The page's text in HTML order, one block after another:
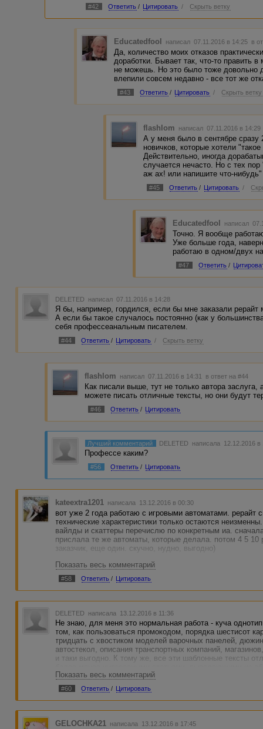
#42 Ответить / Цитировать / Скрыть ветку
Educatedfool написал 07.11.2016 в 14:25 в
Да, количество моих отказов
доработки. Бывает так, что-то править
не можешь. Но это было тоже довольно
влепили совсем недавно - все тот же
#43 Ответить / Цитировать / Скрыть ветку
flashlom написал 07.11.2016 в
А у меня было в сентябре сразу
новичков, которые хотели
Действительно, иногда
случается нечасто. Но с тех
аж ах! или напишите что-
#45 Ответить / Цитировать /
Educatedfool написал
Точно. Я вообще
Уже больше года,
работаю в одном/двух
#47 Ответить /
DELETED написал 07.11.2016 в 14:28
Я бы, например, гордился, если бы мне заказали рерайт
А если бы такое случалось постоянно (как у
себя профессеанальным писателем.
#44 Ответить / Цитировать / Скрыть ветку
flashlom написал 07.11.2016 в 14:31 в ответ на #44
Как писали выше, тут не только автора
можете писать отличные тексты, но они будут
#46 Ответить / Цитировать
Лучший комментарий DELETED написала 12.12.2016
Профессе каким?
#56 Ответить / Цитировать
kateextra1201 написала 13.12.2016 в 00:30
вот уже 2 года работаю с игровыми автоматами. рерайт
технические характеристики только остаются
вайлды и скаттеры перечислю по конкретным иа.
прислала те же автоматы, которые делала. потом 4 5 10
заказчик, еще один. скучно, нудно, выгодно)
Показать весь комментарий
#58 Ответить / Цитировать
DELETED написала 13.12.2016 в 11:36
Не знаю, для меня это нормальная работа - куча
том, как пользоваться промокодом, порядка шестисот
тридцать с хвостиком моделей варочных панелей,
автостекол, описания транспортных компаний,
и таки выгодно. К тому же, все эти шаблонные тексты
Показать весь комментарий
#60 Ответить / Цитировать
GELOCHKA21 написала 13.12.2016 в 17:45